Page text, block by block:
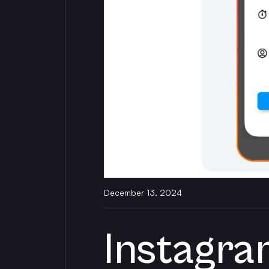
December 13, 2024